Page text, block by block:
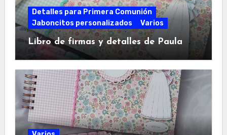
Detalles para Primera Comunión
Jaboncitos personalizados
Varios
Libro de firmas y detalles de Paula